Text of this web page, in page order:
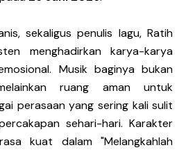
sekaligus penulis lagu, Ratih
menghadirkan karya-karya
Musik baginya bukan
ruang aman untuk
perasaan yang sering kali sulit
sehari-hari. Karakter
kuat dalam "Melangkahlah